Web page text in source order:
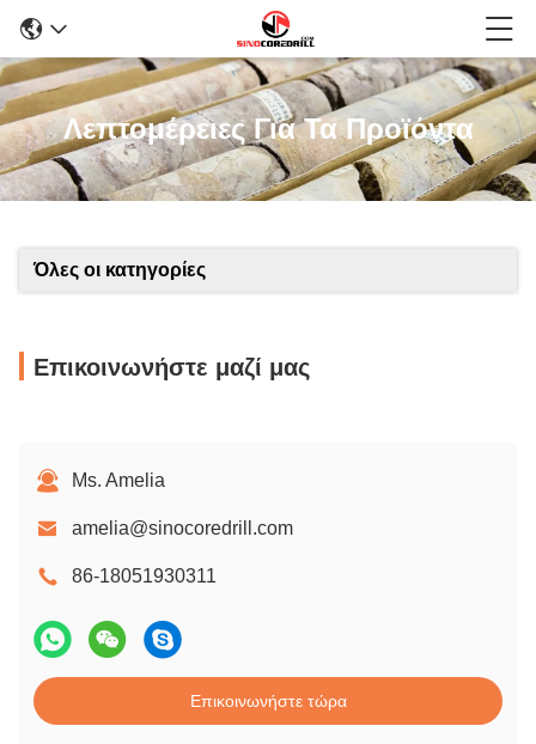
Λεπτομέρειες Για Τα Προϊόντα
Όλες οι κατηγορίες
Επικοινωνήστε μαζί μας
Ms. Amelia
amelia@sinocoredrill.com
86-18051930311
Επικοινωνήστε τώρα